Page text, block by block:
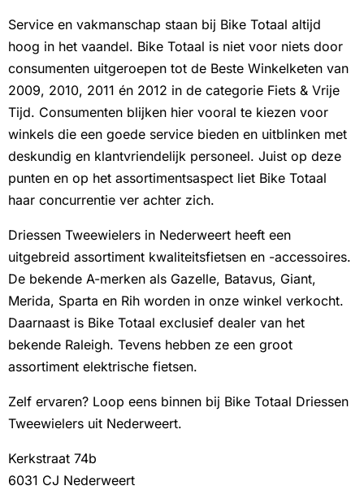
Service en vakmanschap staan bij Bike Totaal altijd
hoog in het vaandel. Bike Totaal is niet voor niets door
consumenten uitgeroepen tot de Beste Winkelketen van
2009, 2010, 2011 én 2012 in de categorie Fiets & Vrije
Tijd. Consumenten blijken hier vooral te kiezen voor
winkels die een goede service bieden en uitblinken met
deskundig en klantvriendelijk personeel. Juist op deze
punten en op het assortimentsaspect liet Bike Totaal
haar concurrentie ver achter zich.
Driessen Tweewielers in Nederweert heeft een
uitgebreid assortiment kwaliteitsfietsen en -accessoires.
De bekende A-merken als Gazelle, Batavus, Giant,
Merida, Sparta en Rih worden in onze winkel verkocht.
Daarnaast is Bike Totaal exclusief dealer van het
bekende Raleigh. Tevens hebben ze een groot
assortiment elektrische fietsen.
Zelf ervaren? Loop eens binnen bij Bike Totaal Driessen
Tweewielers uit Nederweert.
Kerkstraat 74b
6031 CJ Nederweert